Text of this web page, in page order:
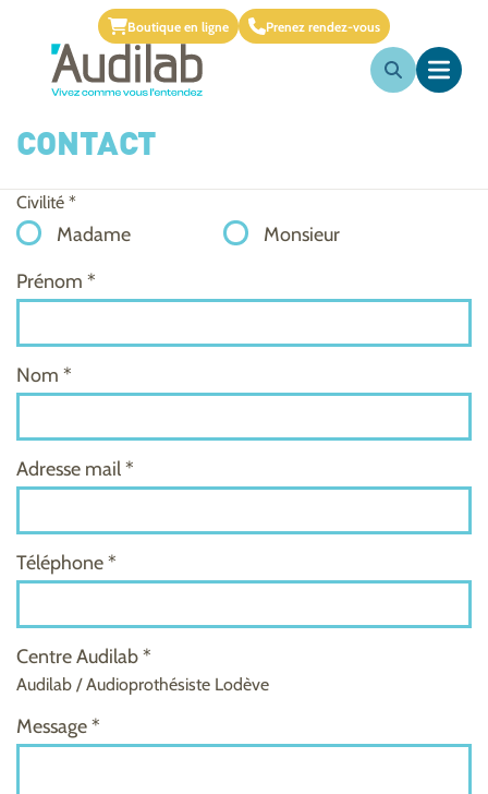
Boutique en ligne Prenez rendez-vous
CONTACT
Civilité *
Madame
Monsieur
Prénom *
Nom *
Adresse mail *
Téléphone *
Centre Audilab *
Audilab / Audioprothésiste Lodève
Message *